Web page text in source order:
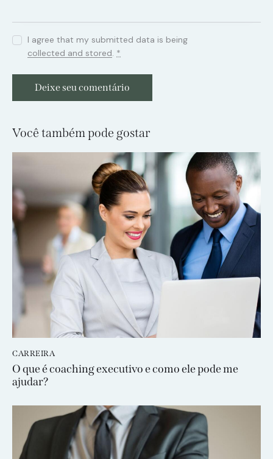
I agree that my submitted data is being
collected and stored. *
Você também pode gostar
CARREIRA
O que é coaching executivo e como ele pode me
ajudar?